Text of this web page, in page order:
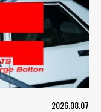
2026.08.07